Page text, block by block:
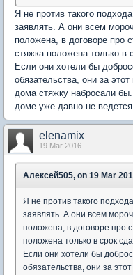
Я не против такого
заявлять. А они всем
положена, в договоре про
стяжка положена только в
Если они хотели бы
обязательства, они за
дома стяжку набросали
доме уже давно не
elenamix
19 Mar 2016
Алексей505, on 19 Mar
Я не против такого
заявлять. А они всем
положена, в договоре про
положена только в срок
Если они хотели бы
обязательства, они за